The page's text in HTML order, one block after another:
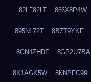
82LF82LT 866X8P4W
895NL72T 8BZT9YKF
8GN4ZHDF 8GP2U7BA
8K1AGK5W 8KNPFC99